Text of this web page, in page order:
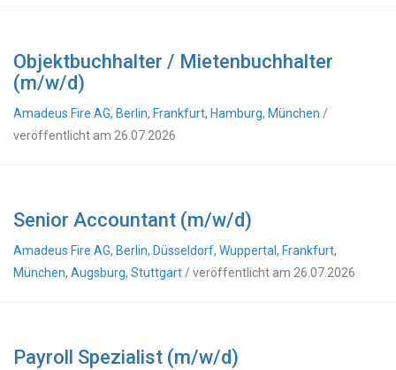
Objektbuchhalter / Mietenbuchhalter
(m/w/d)
Amadeus Fire AG, Berlin, Frankfurt, Hamburg, München /
veröffentlicht am 26.07.2026
Senior Accountant (m/w/d)
Amadeus Fire AG, Berlin, Düsseldorf, Wuppertal, Frankfurt,
München, Augsburg, Stuttgart / veröffentlicht am 26.07.2026
Payroll Spezialist (m/w/d)